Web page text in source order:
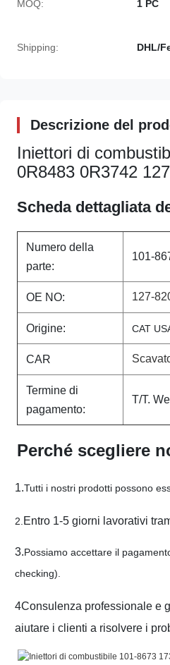
MOQ: 1 PC
Shipping: DHL/
Descrizione del
Iniettori di
0R8483 0R3742
Scheda dettagliata
Numero della
parte:
101-
OE NO: 127-
Origine: CAT
CAR
Termine di
pagamento:
T/T.
Perché scegliere
1.Tutti i nostri prodotti possono
2. Entro 1-5 giorni lavorativi
3.Possiamo accettare il
checking).
4Consulenza professionale e
aiutare i clienti a risolvere i